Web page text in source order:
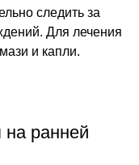
следить за
Для лечения
и капли.
на ранней